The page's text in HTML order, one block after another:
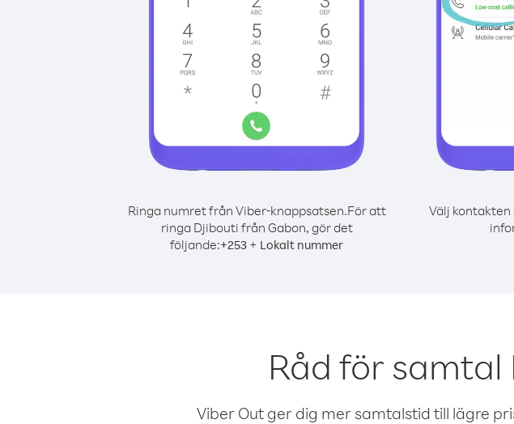
Ringa numret från Viber-knappsatsen.För att
ringa Djibouti från Gabon, gör det
följande:+253 + Lokalt nummer
Välj kontakten
Råd för
Viber Out ger dig mer samtalstid till lägre